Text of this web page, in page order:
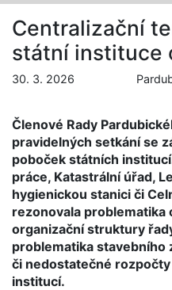
Centralizační
státní instituce
30. 3. 2026
Členové Rady
pravidelných setkání se
poboček státních
práce, Katastrální úřad,
hygienickou stanici či
rezonovala problematika
organizační struktury
problematika stavebního
či nedostatečné
institucí.